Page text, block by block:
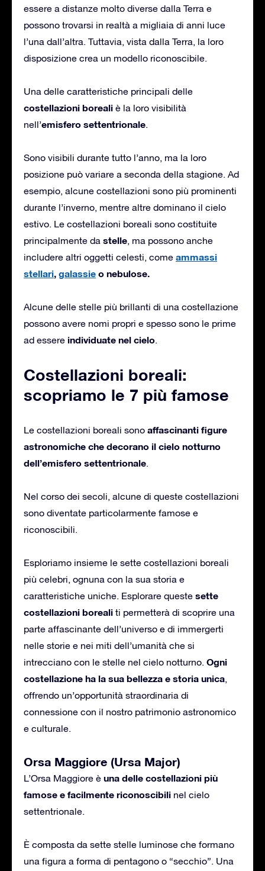
essere a distanze molto diverse dalla Terra e
possono trovarsi in realtà a migliaia di anni luce
l’una dall’altra. Tuttavia, vista dalla Terra, la loro
disposizione crea un modello riconoscibile.
Una delle caratteristiche principali delle
costellazioni boreali è la loro visibilità
nell’emisfero settentrionale.
Sono visibili durante tutto l’anno, ma la loro
posizione può variare a seconda della stagione. Ad
esempio, alcune costellazioni sono più prominenti
durante l’inverno, mentre altre dominano il cielo
estivo. Le costellazioni boreali sono costituite
principalmente da stelle, ma possono anche
includere altri oggetti celesti, come ammassi
stellari, galassie o nebulose.
Alcune delle stelle più brillanti di una costellazione
possono avere nomi propri e spesso sono le prime
ad essere individuate nel cielo.
Costellazioni boreali:
scopriamo le 7 più famose
Le costellazioni boreali sono affascinanti figure
astronomiche che decorano il cielo notturno
dell’emisfero settentrionale.
Nel corso dei secoli, alcune di queste costellazioni
sono diventate particolarmente famose e
riconoscibili.
Esploriamo insieme le sette costellazioni boreali
più celebri, ognuna con la sua storia e
caratteristiche uniche. Esplorare queste sette
costellazioni boreali ti permetterà di scoprire una
parte affascinante dell’universo e di immergerti
nelle storie e nei miti dell’umanità che si
intrecciano con le stelle nel cielo notturno. Ogni
costellazione ha la sua bellezza e storia unica,
offrendo un’opportunità straordinaria di
connessione con il nostro patrimonio astronomico
e culturale.
Orsa Maggiore (Ursa Major)
L’Orsa Maggiore è una delle costellazioni più
famose e facilmente riconoscibili nel cielo
settentrionale.
È composta da sette stelle luminose che formano
una figura a forma di pentagono o “secchio”. Una